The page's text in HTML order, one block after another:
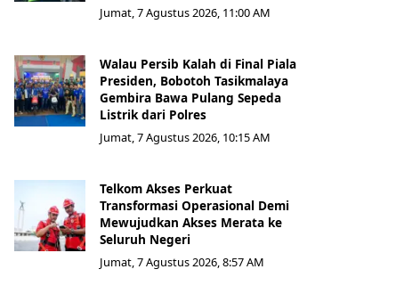
Jumat, 7 Agustus 2026, 11:00 AM
Walau Persib Kalah di Final Piala
Presiden, Bobotoh Tasikmalaya
Gembira Bawa Pulang Sepeda
Listrik dari Polres
Jumat, 7 Agustus 2026, 10:15 AM
Telkom Akses Perkuat
Transformasi Operasional Demi
Mewujudkan Akses Merata ke
Seluruh Negeri
Jumat, 7 Agustus 2026, 8:57 AM